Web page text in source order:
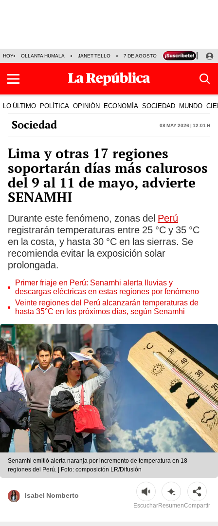
HOY OLLANTA HUMALA JANET TELLO 7 DE AGOSTO TINKA RESULTADOS
LO ÚLTIMO POLÍTICA OPINIÓN ECONOMÍA SOCIEDAD MUNDO
Sociedad 08 May 2026 | 12:01 h
Lima y otras 17 regiones
soportarán días más calurosos
del 9 al 11 de mayo, advierte
SENAMHI
Durante este fenómeno, zonas del Perú
registrarán temperaturas entre 25 °C y 35 °C
en la costa, y hasta 30 °C en las sierras. Se
recomienda evitar la exposición solar
prolongada.
Primer friaje en Perú: Senamhi alerta lluvias y
descargas eléctricas en estas regiones por fenómeno
Veinte regiones del Perú alcanzarán temperaturas de
hasta 35°C en los próximos días, según Senamhi
Senamhi emitió alerta naranja por incremento de temperatura en 18
regiones del Perú. | Foto: composición LR/Difusión
Isabel Nomberto
EscucharResumenCompartir